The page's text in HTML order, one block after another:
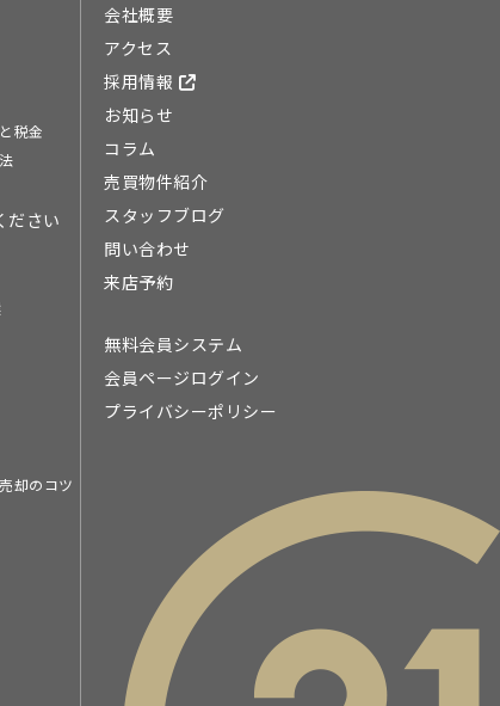
税金
ださい
却のコツ
会社概要
アクセス
採用情報
お知らせ
コラム
売買物件紹介
スタッフブログ
問い合わせ
来店予約
無料会員システム
会員ページログイン
プライバシーポリシー